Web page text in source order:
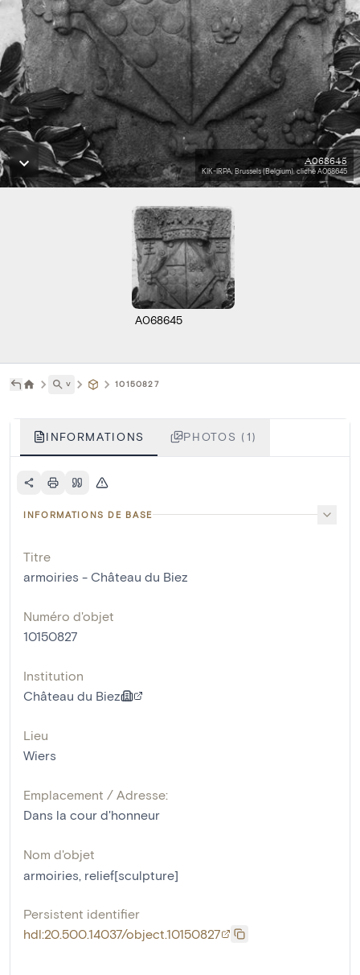
A068645
KIK-IRPA, Brussels (Belgium), cliché A068645
A068645
˅ 10150827
INFORMATIONS PHOTOS (1)
INFORMATIONS DE BASE
Titre
armoiries - Château du Biez
Numéro d'objet
10150827
Institution
Château du Biez
Lieu
Wiers
Emplacement / Adresse:
Dans la cour d'honneur
Nom d'objet
armoiries relief[sculpture]
Persistent identifier
hdl:20.500.14037/object.10150827